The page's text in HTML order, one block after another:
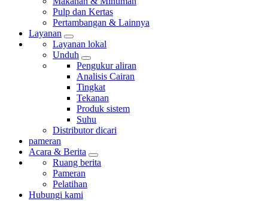
Pulp dan Kertas
Pertambangan & Lainnya
Layanan
Layanan lokal
Unduh
Pengukur aliran
Analisis Cairan
Tingkat
Tekanan
Produk sistem
Suhu
Distributor dicari
pameran
Acara & Berita
Ruang berita
Pameran
Pelatihan
Hubungi kami